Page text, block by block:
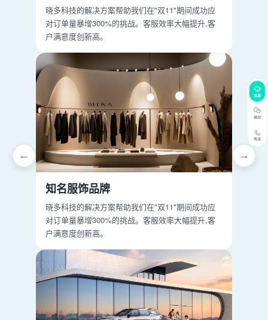
←
晓多科技的解决方案帮助我们在"双11"期间成功应
对订单量暴增300%的挑战。客服效率大幅提升,客
户满意度创新高。
知名服饰品牌
晓多科技的解决方案帮助我们在"双11"期间成功应
对订单量暴增300%的挑战。客服效率大幅提升,客
户满意度创新高。
→